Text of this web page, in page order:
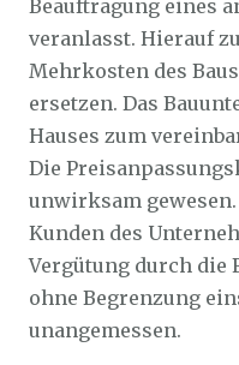
Beauftragung eines
veranlasst. Hierauf
Mehrkosten des
ersetzen. Das
Hauses zum
Die
unwirksam
Kunden des
Vergütung durch die
ohne Begrenzung
unangemessen.